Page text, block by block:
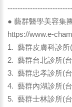
● 藝群醫學美容集
https://www.e-
1. 藝群皮膚科診所
2. 藝群台北診所(
3. 藝群忠孝診所(
4. 藝群內湖診所(
5. 藝群士林診所(